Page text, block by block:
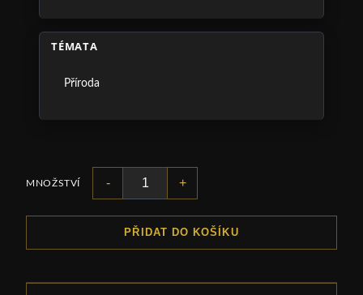
TÉMATA
Příroda
MNOŽSTVÍ - +
PŘIDAT DO KOŠÍKU